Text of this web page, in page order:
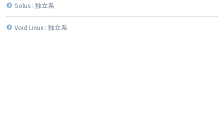
Solus : 独立系
Void Linux : 独立系